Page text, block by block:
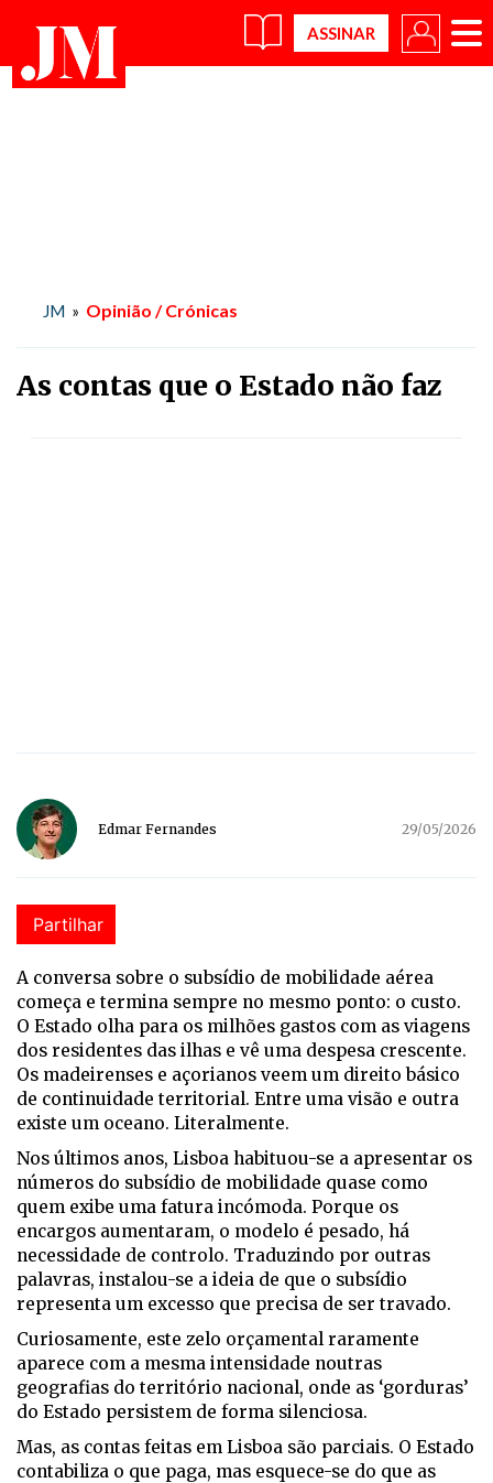
×
JM » Opinião / Crónicas
As contas que o Estado não faz
Edmar Fernandes 29/05/2026
Partilhar
A conversa sobre o subsídio de mobilidade aérea
começa e termina sempre no mesmo ponto: o custo.
O Estado olha para os milhões gastos com as viagens
dos residentes das ilhas e vê uma despesa crescente.
Os madeirenses e açorianos veem um direito básico
de continuidade territorial. Entre uma visão e outra
existe um oceano. Literalmente.
Nos últimos anos, Lisboa habituou-se a apresentar os
números do subsídio de mobilidade quase como
quem exibe uma fatura incómoda. Porque os
encargos aumentaram, o modelo é pesado, há
necessidade de controlo. Traduzindo por outras
palavras, instalou-se a ideia de que o subsídio
representa um excesso que precisa de ser travado.
Curiosamente, este zelo orçamental raramente
aparece com a mesma intensidade noutras
geografias do território nacional, onde as ‘gorduras’
do Estado persistem de forma silenciosa.
Mas, as contas feitas em Lisboa são parciais. O Estado
contabiliza o que paga, mas esquece-se do que as